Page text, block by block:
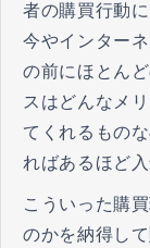
者の購買行動
今やインター
の前にほとん
スはどんなメ
てくれるもの
ればあるほど
こういった購
のかを納得し